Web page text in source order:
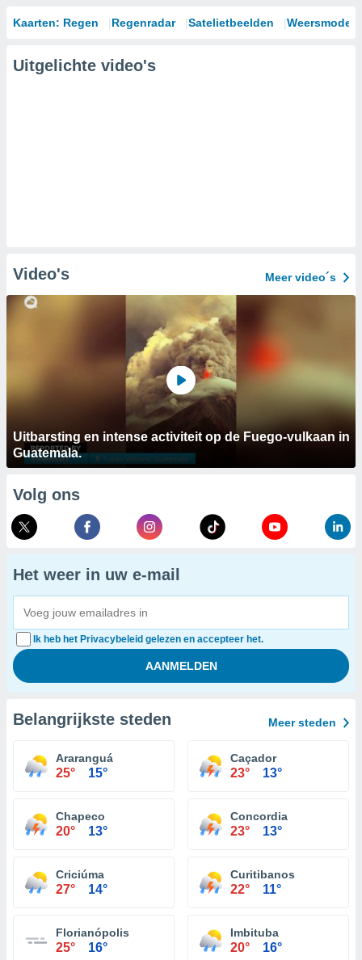
Kaarten: Regen Regenradar Satelietbeelden
Uitgelichte video's
Video's Meer video´s
Uitbarsting en intense activiteit op de Fuego-vulkaan in
Guatemala.
Volg ons
Het weer in uw e-mail
Ik heb het Privacybeleid gelezen en accepteer het.
Belangrijkste steden Meer steden
Araranguá
25° 15°
Caçador
23° 13°
Chapeco
20° 13°
Concordia
23° 13°
Criciúma
27° 14°
Curitibanos
22° 11°
Florianópolis
25° 16°
Imbituba
20° 16°